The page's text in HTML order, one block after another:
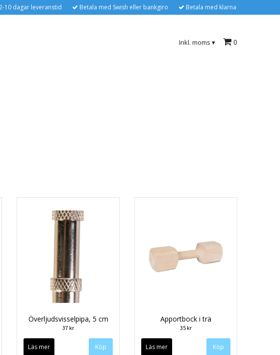
10 dagar leveranstid Betala med Swish eller bankgiro Betala med klarna
Inkl. moms ▾ 0
Överljudsvisselpipa, 5 cm
37 kr
Läs mer
Apportbock i trä
35 kr
Läs mer Köp